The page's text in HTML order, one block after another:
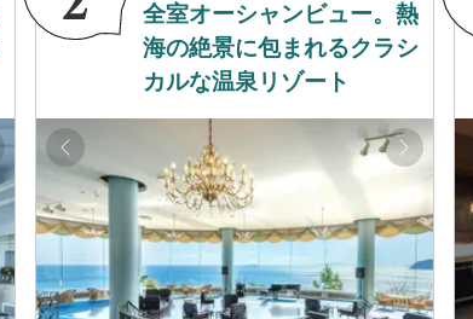
全室オーシャンビュー。熱
海の絶景に包まれるクラシ
カルな温泉リゾート